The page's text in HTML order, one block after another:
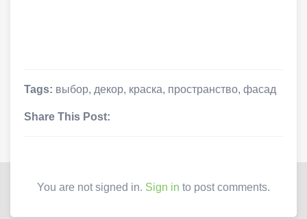
Tags: выбор, декор, краска, пространство, фасад
Share This Post:
You are not signed in. Sign in to post comments.